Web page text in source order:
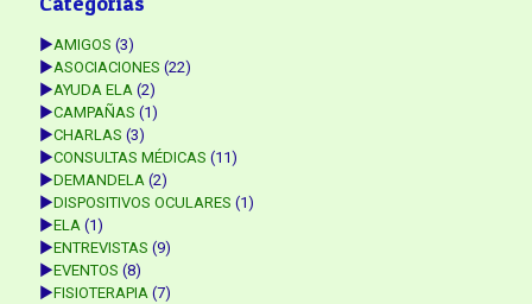
►AMIGOS (3)
►ASOCIACIONES (22)
►AYUDA ELA (2)
►CAMPAÑAS (1)
►CHARLAS (3)
►CONSULTAS MÉDICAS (11)
►DEMANDELA (2)
►DISPOSITIVOS OCULARES (1)
►ELA (1)
►ENTREVISTAS (9)
►EVENTOS (8)
►FISIOTERAPIA (7)